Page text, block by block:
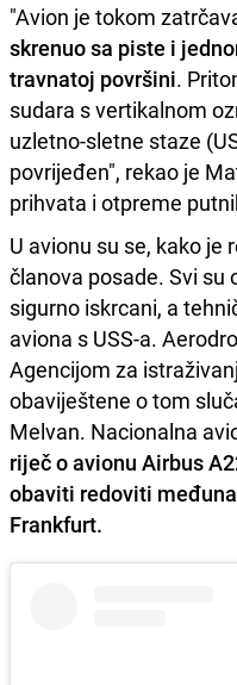
"Avion je tokom
skrenuo sa piste i
travnatoj površini.
sudara s vertikalnom
uzletno-sletne staze
povrijeđen", rekao je
prihvata i otpreme
U avionu su se, kako je
članova posade. Svi su
sigurno iskrcani, a
aviona s USS-a.
Agencijom za
obaviještene o tom
Melvan. Nacionalna
riječ o avionu Airbus
obaviti redoviti
Frankfurt.